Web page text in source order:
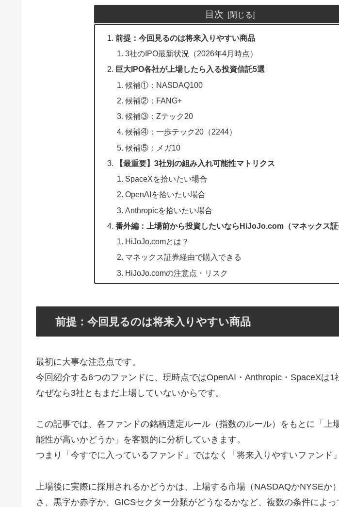
目次
前提：今回見るのは将来入りやすい商品
3社のIPO最新状況（2026年4月時点）
巨大IPO各社が上場したら入る投資信託5選
候補①：NASDAQ100
候補②：FANG+
候補③：Zテック20
候補④：一歩テック20（2244）
候補⑤：メガ10
【最重要】3社別の組み入れ可能性マトリクス
SpaceXを拾いたい場合
OpenAIを拾いたい場合
Anthropicを拾いたい場合
番外編：上場前から投資したいならHiJoJo.com（マネックス証
HiJoJo.comとは？
マネックス証券経由で購入できる
HiJoJo.comの注意点・リスク
前提：今回見るのは将来入りやすい商品
最初に大事な注意点です。
今回紹介する6つのファンドに、現時点ではOpenAI・Anthropic・SpaceXは1
なぜなら3社ともまだ上場していないからです。
この記事では、各ファンドの銘柄選定ルール（指数のルール）をもとに「上
能性が高いかどうか」を客観的に分析していきます。
つまり「今すでに入っているファンド」ではなく「将来入りやすいファンド
上場後に実際に採用されるかどうかは、上場する市場（NASDAQかNYSEか
さ、黒字か赤字か、GICSセクター分類がどうなるかなど、複数の条件によっ